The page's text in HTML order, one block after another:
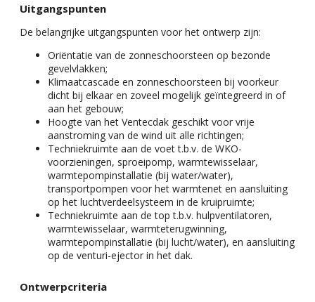
Uitgangspunten
De belangrijke uitgangspunten voor het ontwerp zijn:
Oriëntatie van de zonneschoorsteen op bezonde
gevelvlakken;
Klimaatcascade en zonneschoorsteen bij voorkeur
dicht bij elkaar en zoveel mogelijk geïntegreerd in of
aan het gebouw;
Hoogte van het Ventecdak geschikt voor vrije
aanstroming van de wind uit alle richtingen;
Techniekruimte aan de voet t.b.v. de WKO-
voorzieningen, sproeipomp, warmtewisselaar,
warmtepompinstallatie (bij water/water),
transportpompen voor het warmtenet en aansluiting
op het luchtverdeelsysteem in de kruipruimte;
Techniekruimte aan de top t.b.v. hulpventilatoren,
warmtewisselaar, warmteterugwinning,
warmtepompinstallatie (bij lucht/water), en aansluiting
op de venturi-ejector in het dak.
Ontwerpcriteria